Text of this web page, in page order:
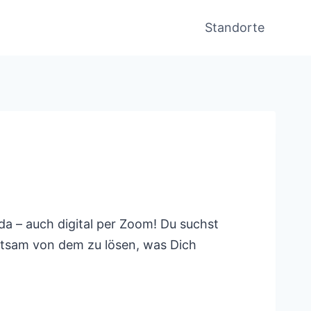
Standorte
– auch digital per Zoom! Du suchst
von dem zu lösen, was Dich